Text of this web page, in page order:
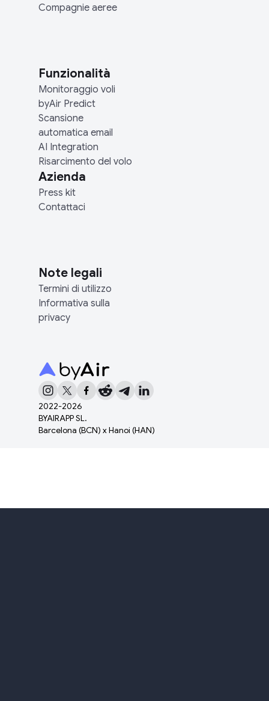
2022-2026
BYAIRAPP SL.
Barcelona (BCN) x Hanoi (HAN)
Compagnie aeree
Funzionalità
Monitoraggio voli
byAir Predict
Scansione
automatica email
AI Integration
Risarcimento del volo
Azienda
Press kit
Contattaci
Note legali
Termini di utilizzo
Informativa sulla
privacy